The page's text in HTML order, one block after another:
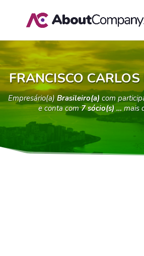
FRANCISCO
Empresário(a)Brasileiro(a) com
e conta com7 sócio(s) …mais